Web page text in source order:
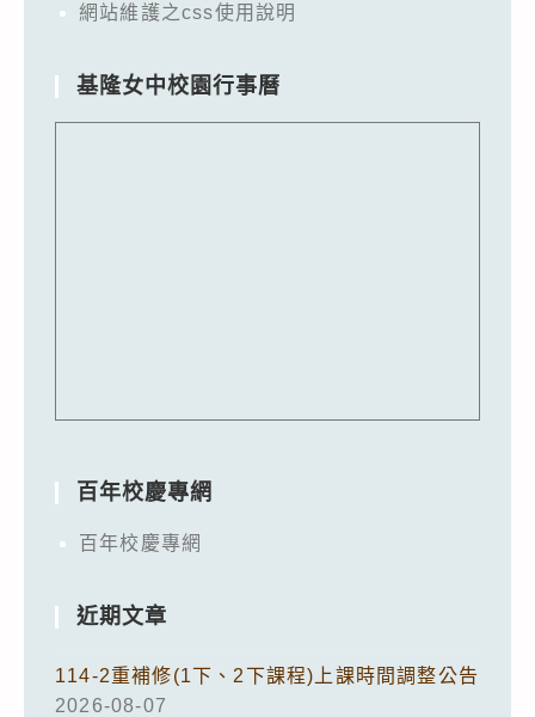
網站維護之css使用說明
基隆女中校園行事曆
百年校慶專網
百年校慶專網
近期文章
114-2重補修(1下、2下課程)上課時間調整公告
2026-08-07